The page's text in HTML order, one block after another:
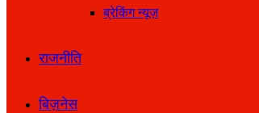
ब्रेकिंग न्यूज़
राजनीति
बिज़नेस